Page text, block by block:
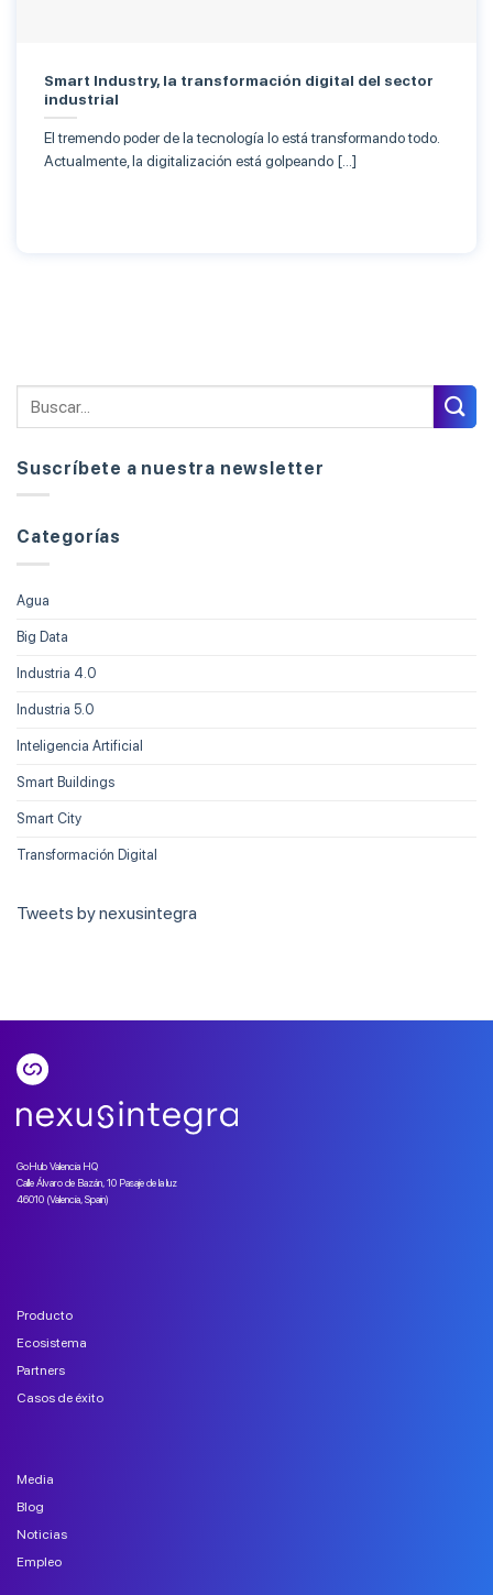
Smart Industry, la transformación digital del sector
industrial
El tremendo poder de la tecnología lo está transformando todo.
Actualmente, la digitalización está golpeando […]
Suscríbete a nuestra newsletter
Categorías
Agua
Big Data
Industria 4.0
Industria 5.0
Inteligencia Artificial
Smart Buildings
Smart City
Transformación Digital
Tweets by nexusintegra
GoHub Valencia HQ
Calle Álvaro de Bazán, 10 Pasaje de la luz
46010 (Valencia, Spain)
Producto
Ecosistema
Partners
Casos de éxito
Media
Blog
Noticias
Empleo